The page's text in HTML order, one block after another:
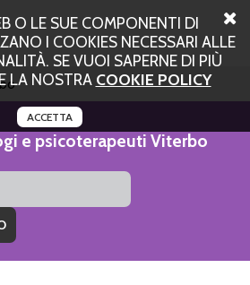
O LE SUE COMPONENTI DI
I COOKIES NECESSARI ALLE
SE VUOI SAPERNE DI PIÙ
LA NOSTRA COOKIE POLICY
ACCETTA
e psicoterapeuti Viterbo